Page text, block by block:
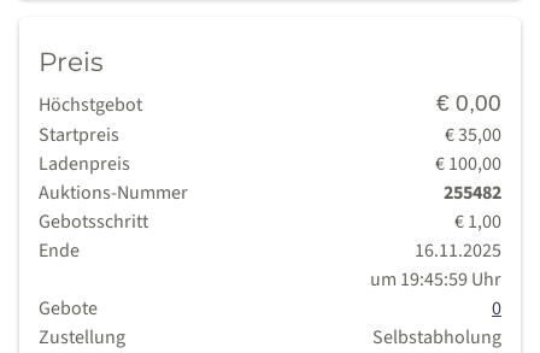
Preis
Höchstgebot € 0,00
Startpreis
€ 35,00
Ladenpreis
€ 100,00
Auktions-Nummer
255482
Gebotsschritt
€ 1,00
Ende
16.11.2025
um 19:45:59 Uhr
Gebote
0
Zustellung
Selbstabholung